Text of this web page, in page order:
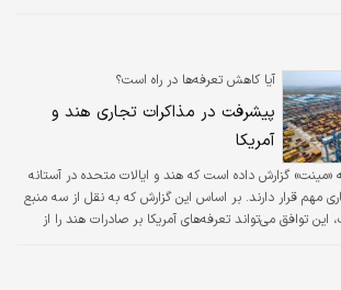
آیا کاهش تعرفه‌ها در راه است؟
پیشرفت در مذاکرات تجاری هند و
آمریکا
«مینت» گزارش داده است که هند و ایالات متحده در آستانه
مهم قرار دارند. بر اساس این گزارش که به نقل از سه منبع
آگاه منتشر شده است، این توافق می‌تواند تعرفه‌های آمریکا بر صادرات هند را از